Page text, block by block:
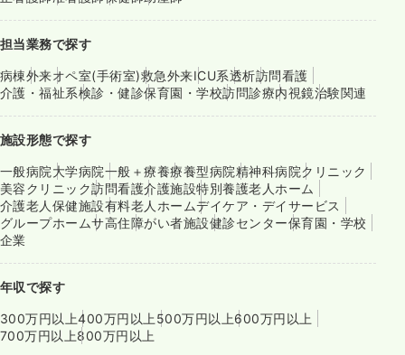
担当業務で探す
病棟外来オペ室(手術室)救急外来ICU系透析訪問看護
介護・福祉系検診・健診保育園・学校訪問診療内視鏡治験関連
施設形態で探す
一般病院大学病院一般＋療養療養型病院精神科病院クリニック
美容クリニック訪問看護介護施設特別養護老人ホーム
介護老人保健施設有料老人ホームデイケア・デイサービス
グループホームサ高住障がい者施設健診センター保育園・学校
企業
年収で探す
300万円以上400万円以上 500万円以上600万円以上
700万円以上800万円以上